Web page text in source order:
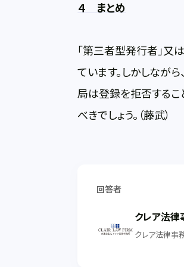
４ まとめ
「第三者型発行者」又
ています。しかしなが
局は登録を拒否するこ
べきでしょう。（藤武）
回答者
クレア法律
クレア法律事